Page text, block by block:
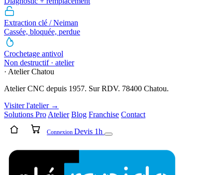
Extraction clé / Neiman
Cassée, bloquée, perdue
Crochetage antivol
Non destructif · atelier
· Atelier Chatou
Atelier CNC depuis 1957. Sur RDV. 78400 Chatou.
Visiter l'atelier →
Solutions Pro Atelier Blog Franchise Contact
Connexion Devis 1h